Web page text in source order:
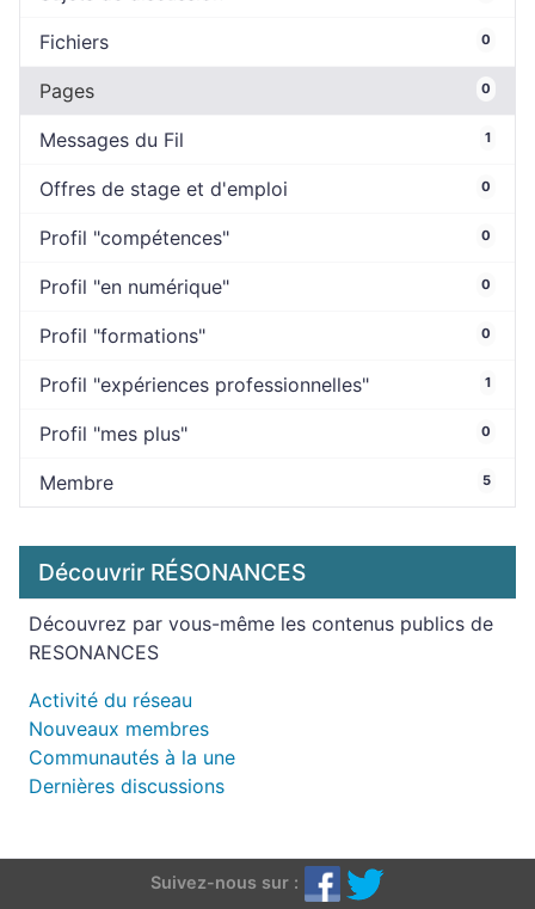
Fichiers 0
Pages 0
Messages du Fil 1
Offres de stage et d'emploi 0
Profil "compétences" 0
Profil "en numérique" 0
Profil "formations" 0
Profil "expériences professionnelles" 1
Profil "mes plus" 0
Membre 5
Découvrir RÉSONANCES
Découvrez par vous-même les contenus publics de
RESONANCES
Activité du réseau
Nouveaux membres
Communautés à la une
Dernières discussions
Suivez-nous sur :